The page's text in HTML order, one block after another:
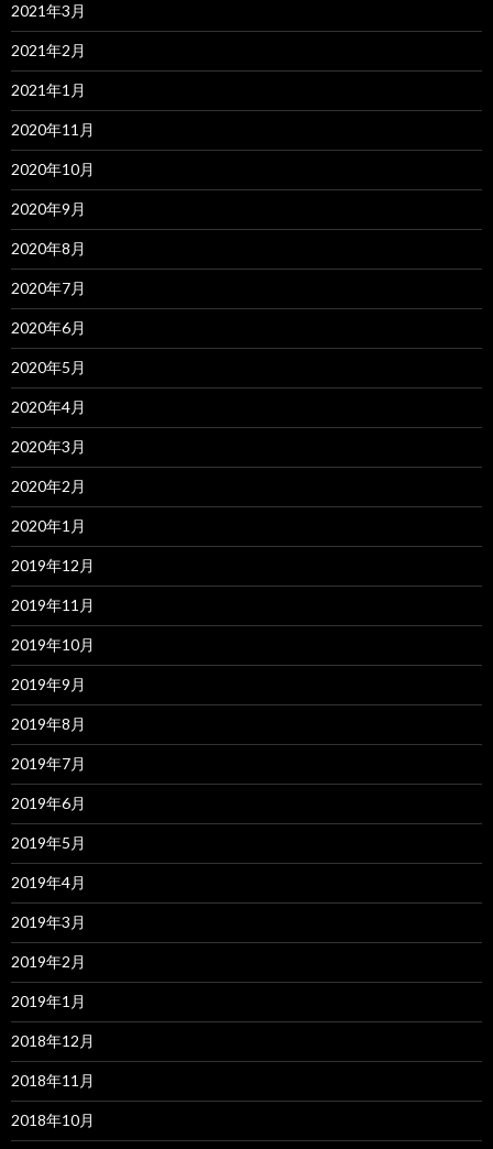
2021年3月
2021年2月
2021年1月
2020年11月
2020年10月
2020年9月
2020年8月
2020年7月
2020年6月
2020年5月
2020年4月
2020年3月
2020年2月
2020年1月
2019年12月
2019年11月
2019年10月
2019年9月
2019年8月
2019年7月
2019年6月
2019年5月
2019年4月
2019年3月
2019年2月
2019年1月
2018年12月
2018年11月
2018年10月